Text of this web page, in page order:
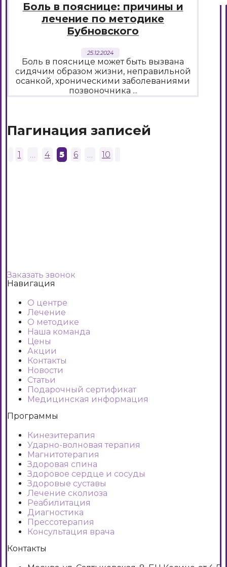
Боль в пояснице: причины и
лечение по методике
Бубновского
25.12.2024
Боль в пояснице может быть вызвана
сидячим образом жизни, неправильной
осанкой, хроническими заболеваниями
позвоночника ...
Пагинация записей
1 4 5 6 10
Заказать звонок
Навигация
О центре
Лечение
О методике
Наша команда
Цены
Акции
Контакты
Новости
Статьи
Подарочный сертификат
Медицинская информация
Программы
Кинезитерапия
Ударно-волновая терапия
Магнитотерапия
Здоровая спина
Здоровое сердце и сосуды
Здоровые суставы
Лечение сколиоза
Реабилитация
Диагностика
Прессотерапия
Консультация врача
Контакты